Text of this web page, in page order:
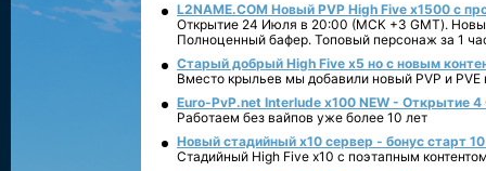
L2NAME.COM Новый PVP High Five x1500 с
Открытие 24 Июля в 20:00 (МСК +3 GMT).
Полноценный бафер. Топовый персонаж за 1
Старый добрый High Five x5 но с новым
Вместо крыльев мы добавили новый PVP и PVE
Euro-PvP.net Interlude х100 NEW - Открытие 4
Работаем без вайпов уже более 10 лет
Новый стадийный х10 сервер - бонус старт
Стадийный High Five x10 с поэтапным